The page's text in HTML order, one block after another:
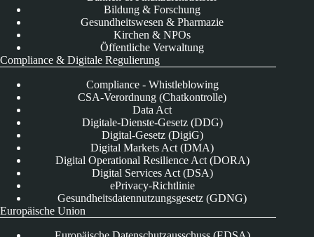
Bildung & Forschung
Gesundheitswesen & Pharmazie
Kirchen & NPOs
Öffentliche Verwaltung
Compliance & Digitale Regulierung
Compliance - Whistleblowing
CSA-Verordnung (Chatkontrolle)
Data Act
Digitale-Dienste-Gesetz (DDG)
Digital-Gesetz (DigiG)
Digital Markets Act (DMA)
Digital Operational Resilience Act (DORA)
Digital Services Act (DSA)
ePrivacy-Richtlinie
Gesundheitsdatennutzungsgesetz (GDNG)
Europäische Union